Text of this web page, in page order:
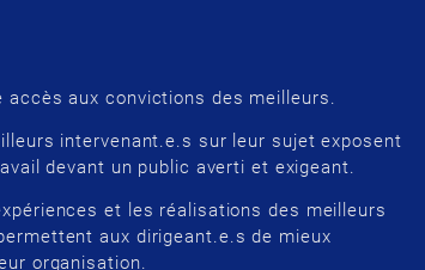
accès aux convictions des meilleurs.
intervenant.e.s sur leur sujet exposent
devant un public averti et exigeant.
et les réalisations des meilleurs
aux dirigeant.e.s de mieux
organisation.